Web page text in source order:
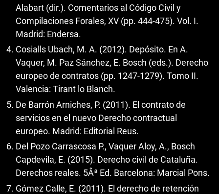
Alabart (dir.). Comentarios al Código Civil y
Compilaciones Forales, XV (pp. 444-475). Vol. I.
Madrid: Endersa.
Cosialls Ubach, M. A. (2012). Depósito. En A.
Vaquer, M. Paz Sánchez, E. Bosch (eds.). Derecho
europeo de contratos (pp. 1247-1279). Tomo II.
Valencia: Tirant lo Blanch.
De Barrón Arniches, P. (2011). El contrato de
servicios en el nuevo Derecho contractual
europeo. Madrid: Editorial Reus.
Del Pozo Carrascosa P., Vaquer Aloy, A., Bosch
Capdevila, E. (2015). Derecho civil de Cataluña.
Derechos reales. 5Âª Ed. Barcelona: Marcial Pons.
Gómez Calle, E. (2011). El derecho de retención